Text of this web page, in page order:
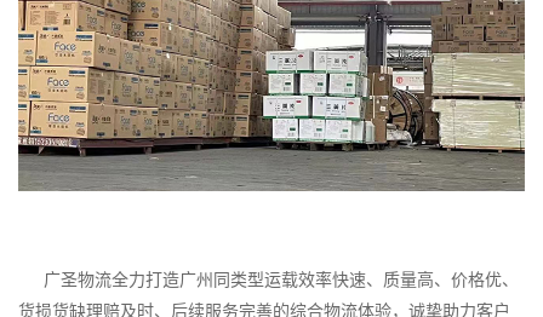
广圣物流全力打造广州同类型运载效率快速、质量高、价格优、
货损货缺理赔及时、后续服务完善的综合物流体验，诚挚助力客户